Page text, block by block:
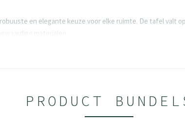
en elegante keuze voor elke ruimte. De tafel
materialen.
aan de lange zijde, wat optimale beenvrijheid biedt.
van 20 mm voor gemakkelijk waterpas
met LaserTec randafwerking, beschikbaar in
PRODUCT